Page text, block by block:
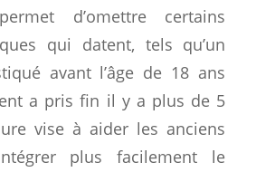
d’omettre certains
qui datent, tels qu’un
avant l’âge de 18 ans
a pris fin il y a plus de 5
vise à aider les anciens
plus facilement le